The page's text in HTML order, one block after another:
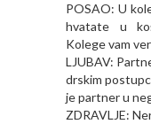
POSAO: U
hvatate u
Kolege vam
LJUBAV:
drskim
je partner u
ZDRAVLJE: